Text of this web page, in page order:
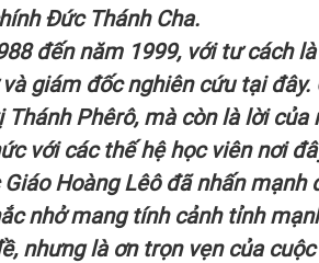
Đức Thánh Cha.
đến năm 1999, với tư cách
giám đốc nghiên cứu tại
Thánh Phêrô, mà còn là lời
với các thế hệ học viên nơi
Hoàng Lêô đã nhấn
nhở mang tính cảnh tỉnh
nhưng là ơn trọn vẹn của cuộc